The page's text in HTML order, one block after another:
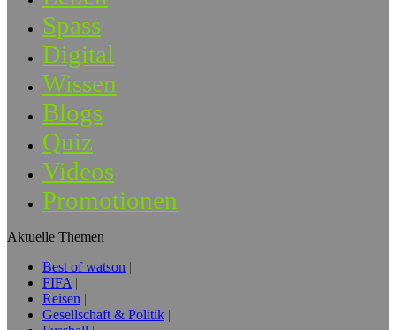
Spass
Digital
Wissen
Blogs
Quiz
Videos
Promotionen
Aktuelle Themen
Best of watson
FIFA
Reisen
Gesellschaft & Politik